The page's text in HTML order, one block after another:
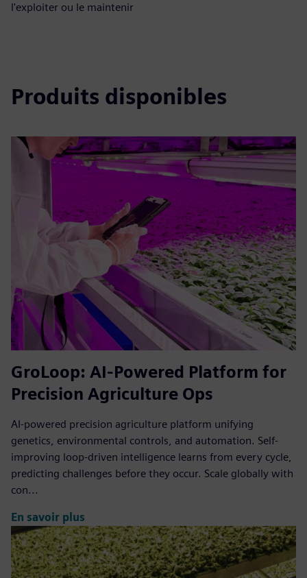
l'exploiter ou le maintenir
Produits disponibles
GroLoop: AI-Powered Platform for
Precision Agriculture Ops
AI-powered precision agriculture platform unifying
genetics, environmental controls, and automation. Self-
improving loop-driven intelligence learns from every cycle,
predicting challenges before they occur. Scale globally with
con...
En savoir plus